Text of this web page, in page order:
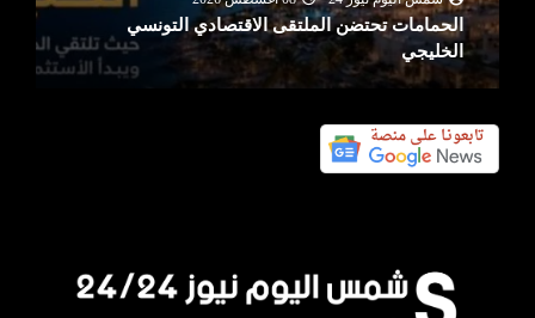
الحمامات تحتضن الملتقى الاقتصادي التونسي
الخليجي